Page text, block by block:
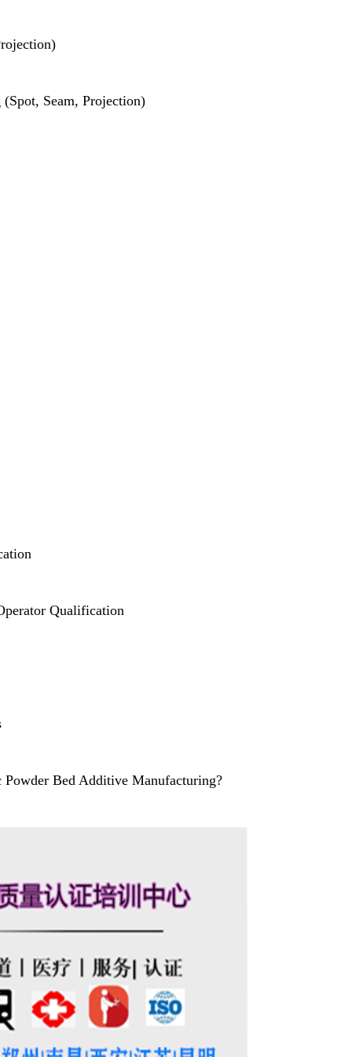
Seam, Projection)
Qualification
Bed Additive Manufacturing?